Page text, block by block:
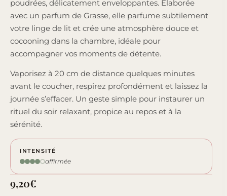
poudrées, délicatement enveloppantes. Élaborée
avec un parfum de Grasse, elle parfume subtilement
votre linge de lit et crée une atmosphère douce et
cocooning dans la chambre, idéale pour
accompagner vos moments de détente.
Vaporisez à 20 cm de distance quelques minutes
avant le coucher, respirez profondément et laissez la
journée s’effacer. Un geste simple pour instaurer un
rituel du soir relaxant, propice au repos et à la
sérénité.
INTENSITÉ
affirmée
9,20€